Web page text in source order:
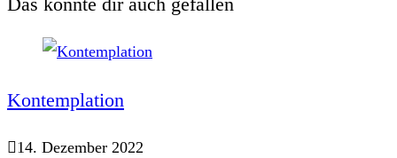
Kontemplation
14. Dezember 2022